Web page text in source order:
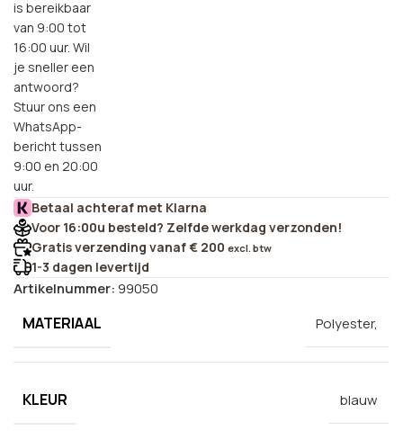
is bereikbaar
van 9:00 tot
16:00 uur. Wil
je sneller een
antwoord?
Stuur ons een
WhatsApp-
bericht tussen
9:00 en 20:00
uur.
Betaal achteraf met Klarna
Voor 16:00u besteld? Zelfde werkdag verzonden!
Gratis verzending vanaf € 200 excl. btw
1-3 dagen levertijd
Artikelnummer: 99050
MATERIAAL Polyester,
KLEUR blauw